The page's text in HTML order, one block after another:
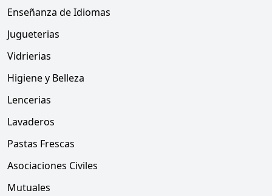
Enseñanza de Idiomas
Jugueterias
Vidrierias
Higiene y Belleza
Lencerias
Lavaderos
Pastas Frescas
Asociaciones Civiles
Mutuales